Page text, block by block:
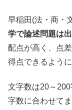
早稲田(法・商・
学で論述問題は
配点が高く、点
得点できるよう
文字数は20～
字数に合わせて